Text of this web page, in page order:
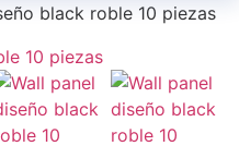
black roble 10 piezas